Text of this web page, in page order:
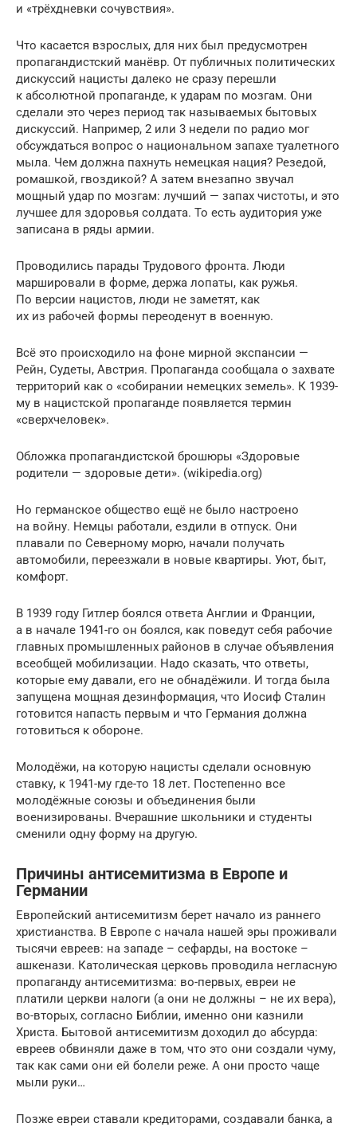
и «трёхдневки сочувствия».
Что касается взрослых, для них был предусмотрен
пропагандистский манёвр. От публичных политических
дискуссий нацисты далеко не сразу перешли
к абсолютной пропаганде, к ударам по мозгам. Они
сделали это через период так называемых бытовых
дискуссий. Например, 2 или 3 недели по радио мог
обсуждаться вопрос о национальном запахе туалетного
мыла. Чем должна пахнуть немецкая нация? Резедой,
ромашкой, гвоздикой? А затем внезапно звучал
мощный удар по мозгам: лучший — запах чистоты, и это
лучшее для здоровья солдата. То есть аудитория уже
записана в ряды армии.
Проводились парады Трудового фронта. Люди
маршировали в форме, держа лопаты, как ружья.
По версии нацистов, люди не заметят, как
их из рабочей формы переоденут в военную.
Всё это происходило на фоне мирной экспансии —
Рейн, Судеты, Австрия. Пропаганда сообщала о захвате
территорий как о «собирании немецких земель». К 1939-
му в нацистской пропаганде появляется термин
«сверхчеловек».
Обложка пропагандистской брошюры «Здоровые
родители — здоровые дети». (wikipedia.org)
Но германское общество ещё не было настроено
на войну. Немцы работали, ездили в отпуск. Они
плавали по Северному морю, начали получать
автомобили, переезжали в новые квартиры. Уют, быт,
комфорт.
В 1939 году Гитлер боялся ответа Англии и Франции,
а в начале 1941-го он боялся, как поведут себя рабочие
главных промышленных районов в случае объявления
всеобщей мобилизации. Надо сказать, что ответы,
которые ему давали, его не обнадёжили. И тогда была
запущена мощная дезинформация, что Иосиф Сталин
готовится напасть первым и что Германия должна
готовиться к обороне.
Молодёжи, на которую нацисты сделали основную
ставку, к 1941-му где-то 18 лет. Постепенно все
молодёжные союзы и объединения были
военизированы. Вчерашние школьники и студенты
сменили одну форму на другую.
Причины антисемитизма в Европе и
Германии
Европейский антисемитизм берет начало из раннего
христианства. В Европе с начала нашей эры проживали
тысячи евреев: на западе – сефарды, на востоке –
ашкенази. Католическая церковь проводила негласную
пропаганду антисемитизма: во-первых, евреи не
платили церкви налоги (а они не должны – не их вера),
во-вторых, согласно Библии, именно они казнили
Христа. Бытовой антисемитизм доходил до абсурда:
евреев обвиняли даже в том, что это они создали чуму,
так как сами они ей болели реже. А они просто чаще
мыли руки…
Позже евреи ставали кредиторами, создавали банка, а